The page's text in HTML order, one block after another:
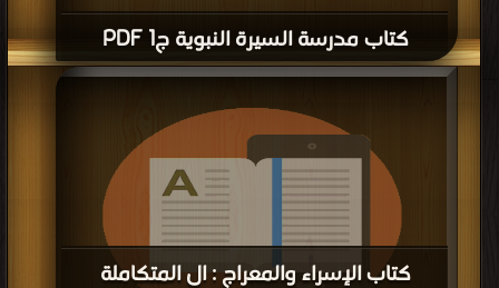
كتاب مدرسة السيرة النبوية ج1 PDF
كتاب الإسراء والمعراج : ال المتكاملة